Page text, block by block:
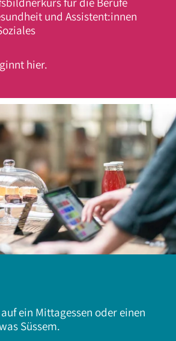
und Assistent:innen
hier.
ein Mittagessen oder einen
Süssem.